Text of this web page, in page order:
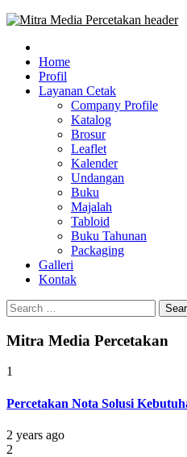
Mitra Media
0813-1670-6191
0813-1670-6191 (Call/WA)
Percetakan Bekasi Barat Timur
Home
Profil
Layanan Cetak
Company Profile
Katalog
Brosur
Leaflet
Kalender
Undangan
Buku
Majalah
Tabloid
Buku Tahunan
Packaging
Galleri
Kontak
Search
for:
Mitra Media Percetakan
1
Percetakan Nota Solusi
2 years ago
2